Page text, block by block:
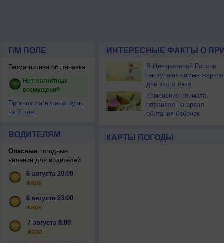
Г/М ПОЛЕ
Геомагнитная обстановка
Нет магнитных
возмущений
Прогноз магнитных бурь
на 3 дня
ВОДИТЕЛЯМ
Опасныепогодные
явления для водителей
6 августа 20:00
жара
6 августа 23:00
жара
7 августа 8:00
жара
ИНТЕРЕСНЫЕ ФАКТЫ О
В Центральной России
наступают самые жаркие
дни этого лета
Изменение климата
повлияло на ареал
обитания бабочек
КАРТЫ ПОГОДЫ